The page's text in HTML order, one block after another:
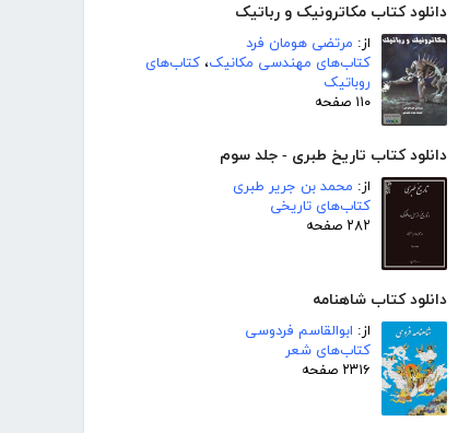
دانلود کتاب مکاترونیک و رباتیک
از: مرتضی هومان فرد
کتاب‌های مهندسی مکانیک، کتاب‌های
روباتیک
۱۱۰ صفحه
دانلود کتاب تاریخ طبری - جلد سوم
از: محمد بن جریر طبری
کتاب‌های تاریخی
۲۸۲ صفحه
دانلود کتاب شاهنامه
از: ابوالقاسم فردوسی
کتاب‌های شعر
۲۳۱۶ صفحه